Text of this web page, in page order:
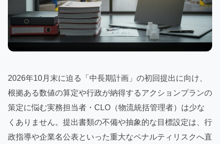
2026年10月末に迫る「中長期計画」の初回提出に向け、
根拠ある数値の算定や行政が納得するアクションプランの
策定に悩む実務担当者・CLO（物流統括管理者）は少な
くありません。提出書類の不備や抽象的な目標設定は、行
政指導や企業名公表といった重大なペナルティリスクへ直